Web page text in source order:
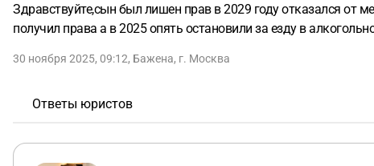
Здравствуйте,сын был лишен прав в 2029 году отказался от
получил права а в 2025 опять остановили за езду в
30 ноября 2025, 09:12, Бажена, г. Москва
Ответы юристов